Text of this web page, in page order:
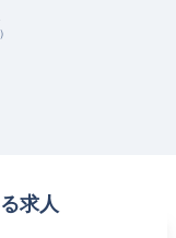
求人